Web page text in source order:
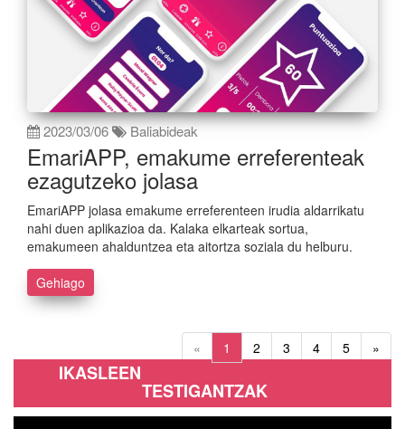
2023/03/06 Baliabideak
EmariAPP, emakume erreferenteak
ezagutzeko jolasa
EmariAPP jolasa emakume erreferenteen irudia aldarrikatu
nahi duen aplikazioa da. Kalaka elkarteak sortua,
emakumeen ahalduntzea eta aitortza soziala du helburu.
Gehiago
« 1 2 3 4 5 »
IKASLEEN
TESTIGANTZAK